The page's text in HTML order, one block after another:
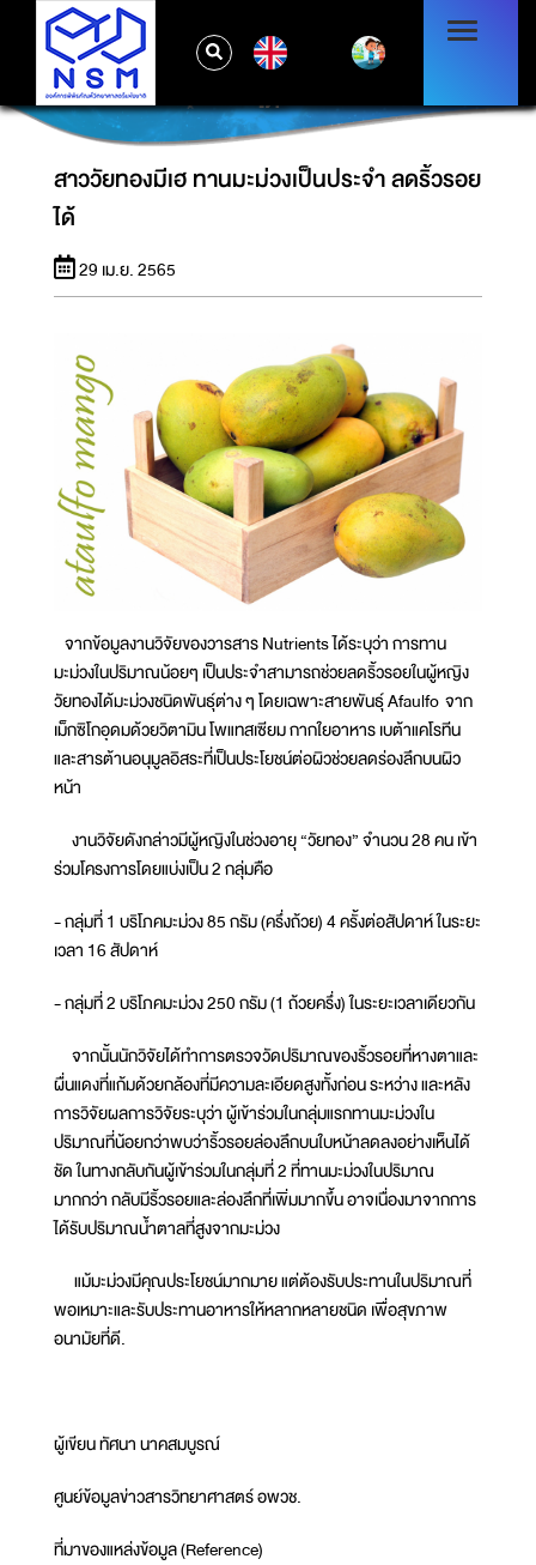
สาววัยทองมีเฮ ทานมะม่วงเป็นประจำ ลดริ้วรอย
ได้
สาววัยทองมีเฮ ทานมะม่วงเป็นประจำ ลดริ้วรอย
ได้
29 เม.ย. 2565
จากข้อมูลงานวิจัยของวารสาร Nutrients ได้ระบุว่า การทาน
มะม่วงในปริมาณน้อยๆ เป็นประจำสามารถช่วยลดริ้วรอยในผู้หญิง
วัยทองได้มะม่วงชนิดพันธุ์ต่าง ๆ โดยเฉพาะสายพันธุ์ Afaulfo จาก
เม็กซิโกอุดมด้วยวิตามิน โพแทสเซียม กากใยอาหาร เบต้าแคโรทีน
และสารต้านอนุมูลอิสระที่เป็นประโยชน์ต่อผิวช่วยลดร่องลึกบนผิว
หน้า
งานวิจัยดังกล่าวมีผู้หญิงในช่วงอายุ “วัยทอง” จำนวน 28 คน เข้า
ร่วมโครงการโดยแบ่งเป็น 2 กลุ่มคือ
- กลุ่มที่ 1 บริโภคมะม่วง 85 กรัม (ครึ่งถ้วย) 4 ครั้งต่อสัปดาห์ ในระยะ
เวลา 16 สัปดาห์
- กลุ่มที่ 2 บริโภคมะม่วง 250 กรัม (1 ถ้วยครึ่ง) ในระยะเวลาเดียวกัน
จากนั้นนักวิจัยได้ทำการตรวจวัดปริมาณของริ้วรอยที่หางตาและ
ผื่นแดงที่แก้มด้วยกล้องที่มีความละเอียดสูงทั้งก่อน ระหว่าง และหลัง
การวิจัยผลการวิจัยระบุว่า ผู้เข้าร่วมในกลุ่มแรกทานมะม่วงใน
ปริมาณที่น้อยกว่าพบว่าริ้วรอยล่องลึกบนใบหน้าลดลงอย่างเห็นได้
ชัด ในทางกลับกันผู้เข้าร่วมในกลุ่มที่ 2 ที่ทานมะม่วงในปริมาณ
มากกว่า กลับมีริ้วรอยและล่องลึกที่เพิ่มมากขึ้น อาจเนื่องมาจากการ
ได้รับปริมาณน้ำตาลที่สูงจากมะม่วง
แม้มะม่วงมีคุณประโยชน์มากมาย แต่ต้องรับประทานในปริมาณที่
พอเหมาะและรับประทานอาหารให้หลากหลายชนิด เพื่อสุขภาพ
อนามัยที่ดี.
ผู้เขียน ทัศนา นาคสมบูรณ์
ศูนย์ข้อมูลข่าวสารวิทยาศาสตร์ อพวช.
ที่มาของแหล่งข้อมูล (Reference)